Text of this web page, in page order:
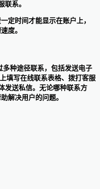
联系。
定时间才能显示在账户上，
度。
多种途径联系，包括发送电子
填写在线联系表格、拨打客服
发送私信。无论哪种联系方
解决用户的问题。